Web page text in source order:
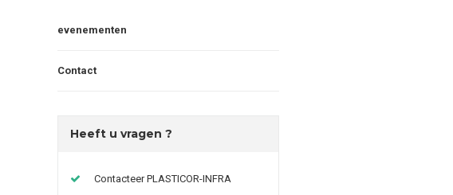
evenementen
Contact
Heeft u vragen ?
Contacteer PLASTICOR-INFRA